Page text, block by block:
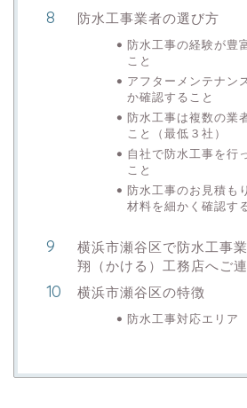
防水工事業者の選び方
防水工事の経験が豊
こと
アフターメンテナン
か確認すること
防水工事は複数の業
こと（最低３社）
自社で防水工事を行
こと
防水工事のお見積も
材料を細かく確認す
横浜市瀬谷区で防水工事
翔（かける）工務店へご
横浜市瀬谷区の特徴
防水工事対応エリア